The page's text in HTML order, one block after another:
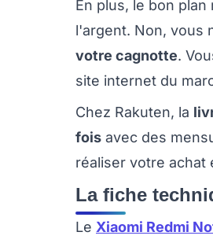
En plus, le bon
l'argent. Non, vous
votre cagnotte.
site internet du
Chez Rakuten, la
fois avec des
réaliser votre achat
La fiche
Le Xiaomi Redmi